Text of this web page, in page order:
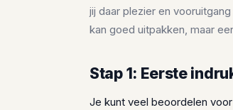
jij daar plezier en
kan goed uitpakken, maar
Stap 1: Eerste
Je kunt veel beoordelen